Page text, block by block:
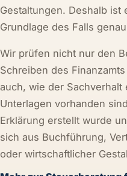
Gestaltungen. Deshalb
Grundlage des Falls
Wir prüfen nicht nur den
Schreiben des
auch, wie der
Unterlagen vorhanden
Erklärung erstellt wurde
sich aus Buchführung,
oder wirtschaftlicher